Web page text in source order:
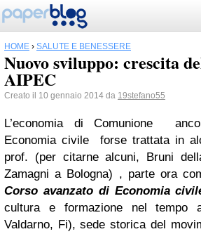
HOME › SALUTE E BENESSERE
Nuovo sviluppo: crescita
AIPEC
Creato il 10 gennaio 2014 da 19stefano55
L’economia di Comunione
Economia civile forse trattata in
prof. (per citarne alcuni, Bruni
Zamagni a Bologna) , parte ora
Corso avanzato di Economia
cultura e formazione nel tempo
Valdarno, Fi), sede storica del